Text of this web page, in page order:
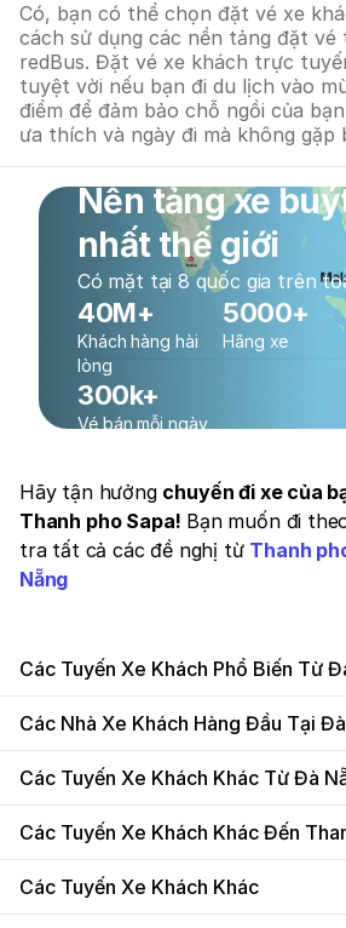
Có, bạn có thể chọn đặt vé xe
cách sử dụng các nền tảng đặt
redBus. Đặt vé xe khách trực
tuyệt vời nếu bạn đi du lịch vào
điểm để đảm bảo chỗ ngồi của
ưa thích và ngày đi mà không gặp
Nền tảng xe
nhất thế giới
Có mặt tại 8 quốc gia trên
40M+
Khách hàng hài
lòng
5000+
Hãng xe
300k+
Vé bán mỗi ngày
Hãy tận hưởng chuyến đi xe của
Thanh pho Sapa! Bạn muốn đi
tra tất cả các đề nghị từ Thanh
Nẵng
Các Tuyến Xe Khách Phổ Biến Từ
Các Nhà Xe Khách Hàng Đầu Tại
Các Tuyến Xe Khách Khác Từ Đà
Các Tuyến Xe Khách Khác Đến
Các Tuyến Xe Khách Khác